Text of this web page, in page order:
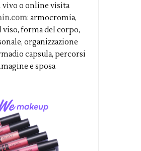
vivo o online visita
: armocromia,
viso, forma del corpo,
organizzazione
capsula, percorsi
e sposa